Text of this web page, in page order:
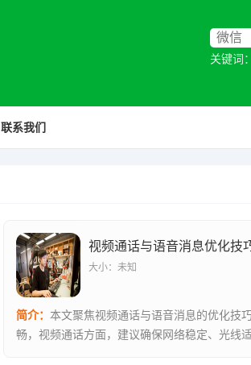
关键词：
联系我们
视频通话与语音消息优化技
大小：未知
简介：本文聚焦视频通话与语音消息的优化技
畅，视频通话方面，建议确保网络稳定、光线